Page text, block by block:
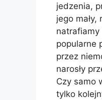
jedzenia,
jego
natrafiamy
popularne
przez
narosły
Czy samo
tylko